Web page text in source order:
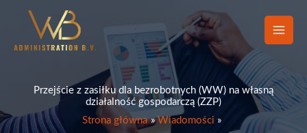
Przejdź
treści
Przejście z zasiłku dla bezrobotnych (WW) na własną
działalność gospodarczą (ZZP)
Strona główna
Wiadomości